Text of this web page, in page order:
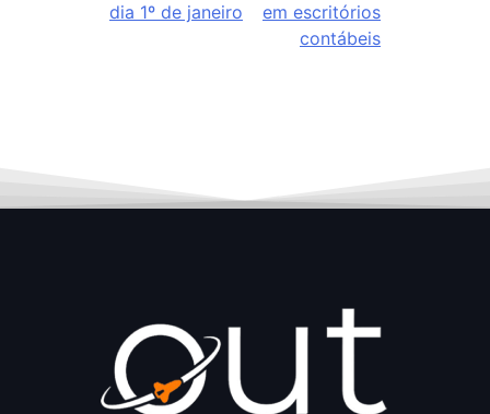
dia 1º de janeiro
em escritórios
contábeis